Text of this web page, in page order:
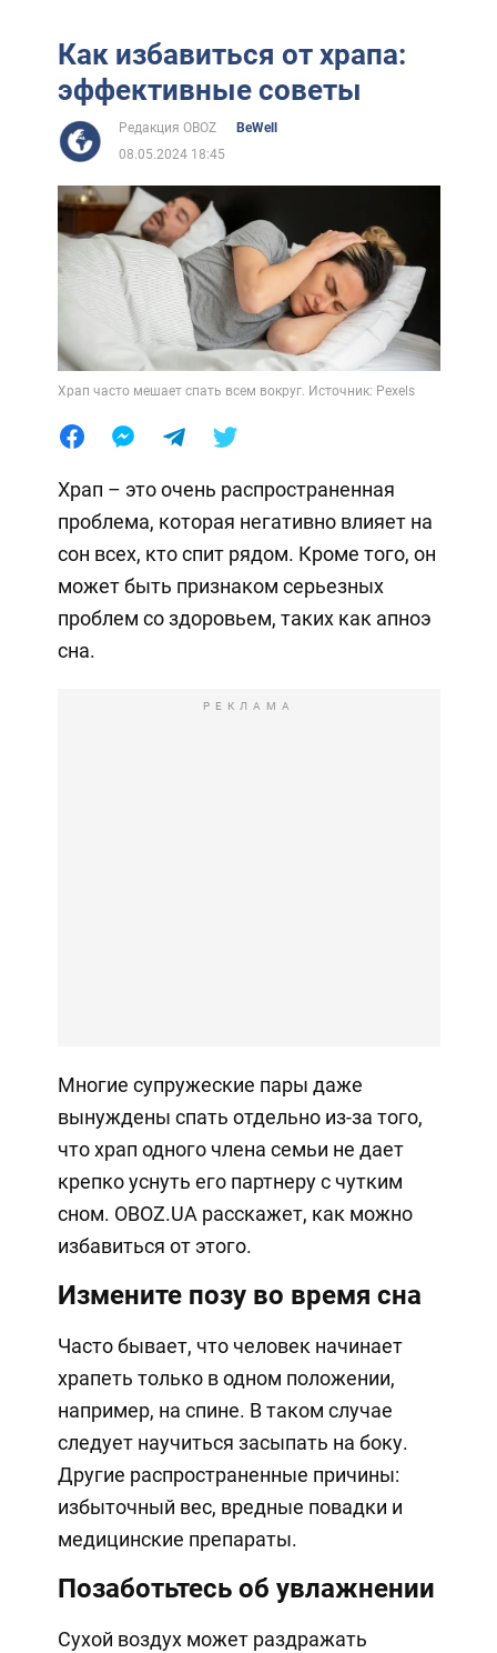
Как избавиться от храпа:
эффективные советы
Редакция OBOZ
BeWell
08.05.2024 18:45
Храп часто мешает спать всем вокруг. Источник: Pexels
Храп – это очень распространенная
проблема, которая негативно влияет на
сон всех, кто спит рядом. Кроме того, он
может быть признаком серьезных
проблем со здоровьем, таких как апноэ
сна.
РЕКЛАМА
Многие супружеские пары даже
вынуждены спать отдельно из-за того,
что храп одного члена семьи не дает
крепко уснуть его партнеру с чутким
сном. OBOZ.UA расскажет, как можно
избавиться от этого.
Измените позу во время сна
Часто бывает, что человек начинает
храпеть только в одном положении,
например, на спине. В таком случае
следует научиться засыпать на боку.
Другие распространенные причины:
избыточный вес, вредные повадки и
медицинские препараты.
Позаботьтесь об увлажнении
Сухой воздух может раздражать